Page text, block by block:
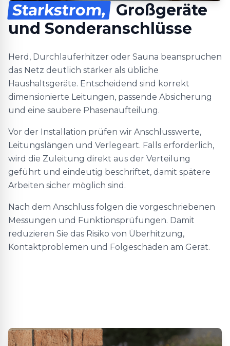
Starkstrom,
Großgeräte
und Sonderanschlüsse
Herd, Durchlauferhitzer oder Sauna beanspruchen
das Netz deutlich stärker als übliche
Haushaltsgeräte. Entscheidend sind korrekt
dimensionierte Leitungen, passende Absicherung
und eine saubere Phasenaufteilung.
Vor der Installation prüfen wir Anschlusswerte,
Leitungslängen und Verlegeart. Falls erforderlich,
wird die Zuleitung direkt aus der Verteilung
geführt und eindeutig beschriftet, damit spätere
Arbeiten sicher möglich sind.
Nach dem Anschluss folgen die vorgeschriebenen
Messungen und Funktionsprüfungen. Damit
reduzieren Sie das Risiko von Überhitzung,
Kontaktproblemen und Folgeschäden am Gerät.